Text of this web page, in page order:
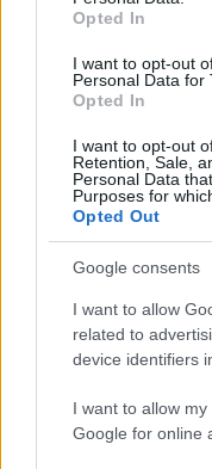
Opted In
I want to opt-out
Personal Data for
Opted In
I want to opt-out
Retention, Sale,
Personal Data
Purposes for
Opted Out
Google consents
I want to allow
related to
device identifiers
I want to allow
Google for online
Infine, Cruciani ha
donne
giornale leggo che
è opportuna